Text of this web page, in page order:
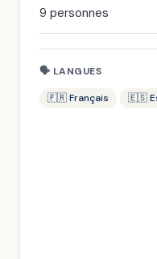
9 personnes
🗣 LANGUES
🇫🇷 Français 🇪🇸